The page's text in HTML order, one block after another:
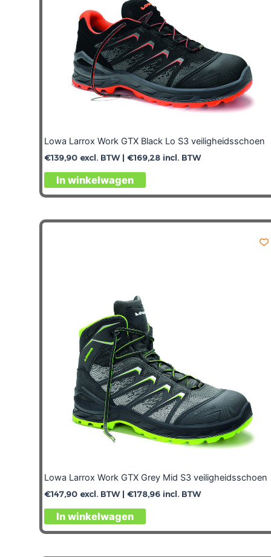
Lowa Larrox Work GTX Black Lo S3 veiligheidsschoen
€139,90 excl. BTW | €169,28 incl. BTW
In winkelwagen
Lowa Larrox Work GTX Grey Mid S3 veiligheidsschoen
€147,90 excl. BTW | €178,96 incl. BTW
In winkelwagen